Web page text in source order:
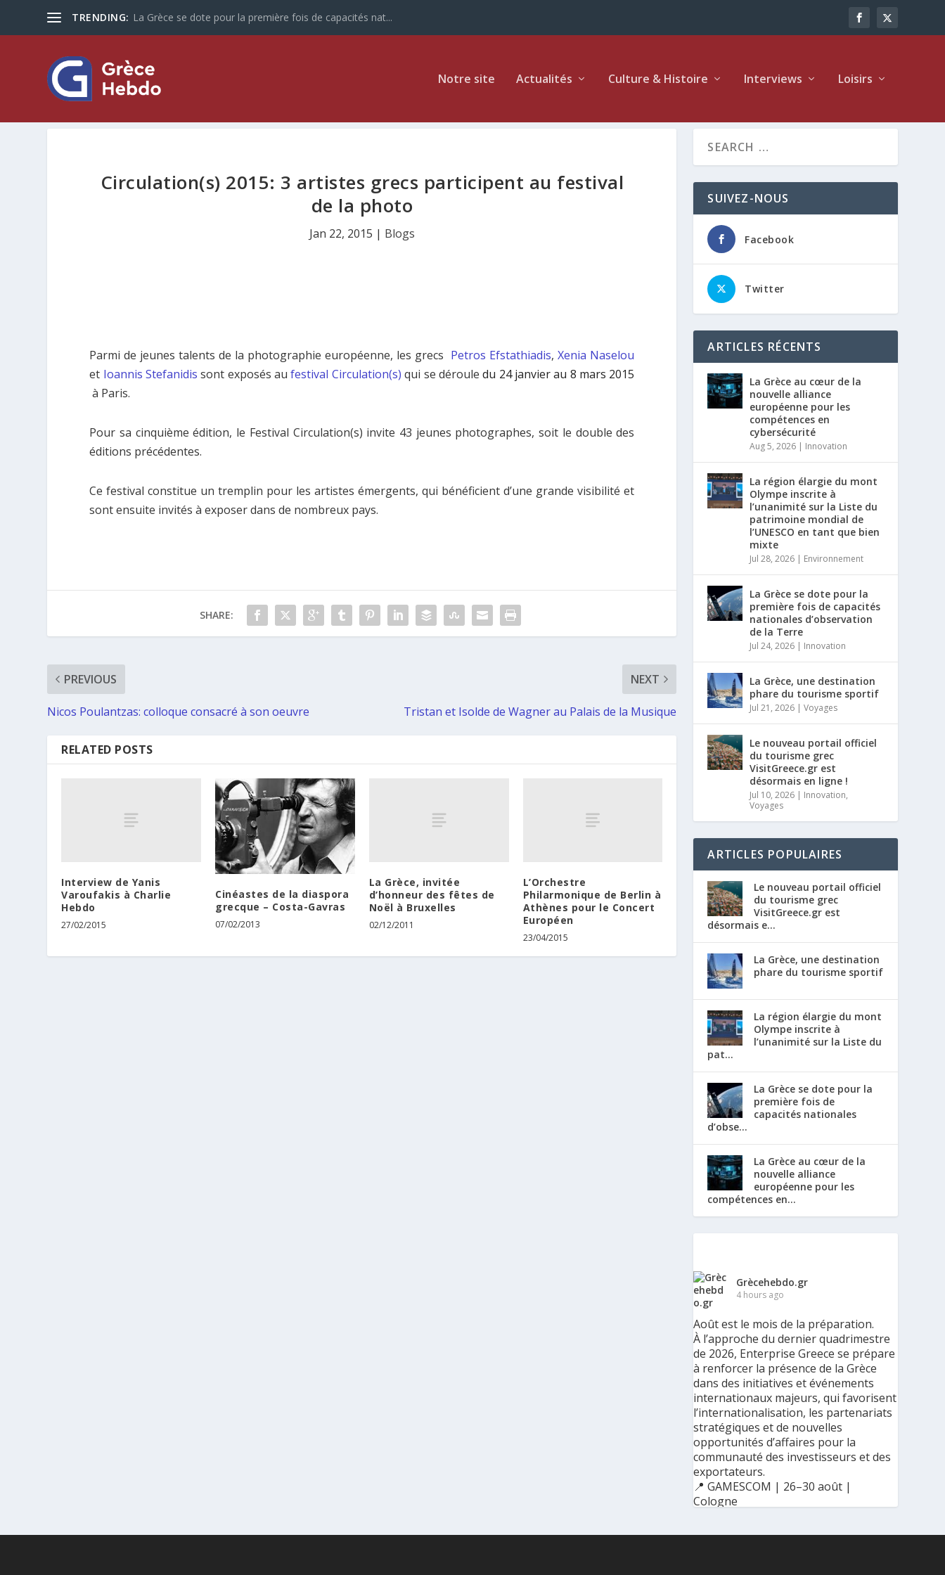
TRENDING: La Grèce se dote pour la première fois de capacités nat...
Notre site Actualités Culture & Histoire Interviews Loisirs
Circulation(s) 2015: 3 artistes grecs participent au festival
de la photo
Jan 22, 2015 | Blogs
Parmide jeunes talents de la photographieeuropéenne, les grecs Petros Efstathiadis,Xenia Naselou
et Ioannis Stefanidis sont exposés aufestival Circulation(s) qui se dérouledu 24 janvier au 8 mars 2015
à Paris.
Pour sa cinquième édition, le Festival Circulation(s) invite 43 jeunes photographes, soit le double des
éditions précédentes.
Ce festival constitue un tremplin pour les artistes émergents, qui bénéficient d’une grande visibilité et
sont ensuite invités à exposer dans de nombreux pays.
SHARE:
PREVIOUS
Nicos Poulantzas: colloque consacré à son oeuvre
NEXT
Tristan et Isolde de Wagner au Palais de la Musique
RELATED POSTS
Interview de Yanis
Varoufakis à Charlie
Hebdo
27/02/2015
Cinéastes de la diaspora
grecque – Costa-Gavras
07/02/2013
La Grèce, invitée
d’honneur des fêtes de
Noël à Bruxelles
02/12/2011
L’Orchestre
Philarmonique de Berlin à
Athènes pour le Concert
Européen
23/04/2015
SUIVEZ-NOUS
Facebook
Twitter
ARTICLES RÉCENTS
La Grèce au cœur de la
nouvelle alliance
européenne pour les
compétences en
cybersécurité
Aug 5, 2026 | Innovation
La région élargie du mont
Olympe inscrite à
l’unanimité sur la Liste du
patrimoine mondial de
l’UNESCO en tant que bien
mixte
Jul 28, 2026 | Environnement
La Grèce se dote pour la
première fois de capacités
nationales d’observation
de la Terre
Jul 24, 2026 | Innovation
La Grèce, une destination
phare du tourisme sportif
Jul 21, 2026 |Voyages
Le nouveau portail officiel
du tourisme grec
VisitGreece.gr est
désormais en ligne !
Jul 10, 2026 | Innovation,
Voyages
ARTICLES POPULAIRES
Le nouveau portail officiel
du tourisme grec
VisitGreece.gr est
désormais e...
La Grèce, une destination
phare du tourisme sportif
La région élargie du mont
Olympe inscrite à
l’unanimité sur la Liste du
pat...
La Grèce se dote pour la
première fois de
capacités nationales
d’obse...
La Grèce au cœur de la
nouvelle alliance
européenne pour les
compétences en...
Grècehebdo.gr
4 hours ago
Août est le mois de la préparation.
À l’approche du dernier quadrimestre
de 2026, Enterprise Greece se prépare
à renforcer la présence de la Grèce
dans des initiatives et événements
internationaux majeurs, qui favorisent
l’internationalisation, les partenariats
stratégiques et de nouvelles
opportunités d’affaires pour la
communauté des investisseurs et des
exportateurs.
📍 GAMESCOM | 26–30 août |
Cologne